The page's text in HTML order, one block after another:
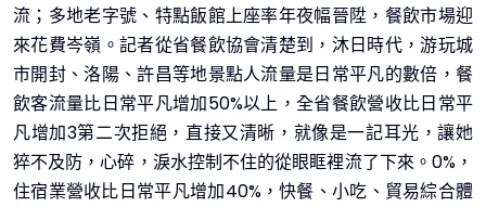
流；多地老字號、特點飯館上座率年夜幅晉陞，餐飲市場迎
來花費岑嶺。記者從省餐飲協會清楚到，沐日時代，游玩城
市開封、洛陽、許昌等地景點人流量是日常平凡的數倍，餐
飲客流量比日常平凡增加50%以上，全省餐飲營收比日常平
凡增加3第二次拒絕，直接又清晰，就像是一記耳光，讓她
猝不及防，心碎，淚水控制不住的從眼眶裡流了下來。0%，
住宿業營收比日常平凡增加40%，快餐、小吃、貿易綜合體